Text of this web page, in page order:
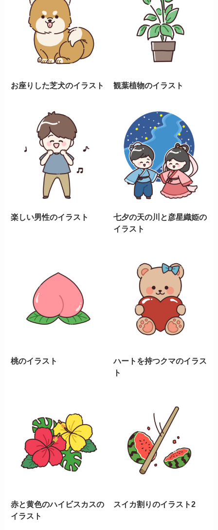
お座りした芝犬のイラスト 観葉植物のイラスト
楽しい男性のイラスト
七夕の天の川と彦星織姫の
イラスト
桃のイラスト
ハートを持つクマのイラス
ト
赤と黄色のハイビスカスの
イラスト
スイカ割りのイラスト2